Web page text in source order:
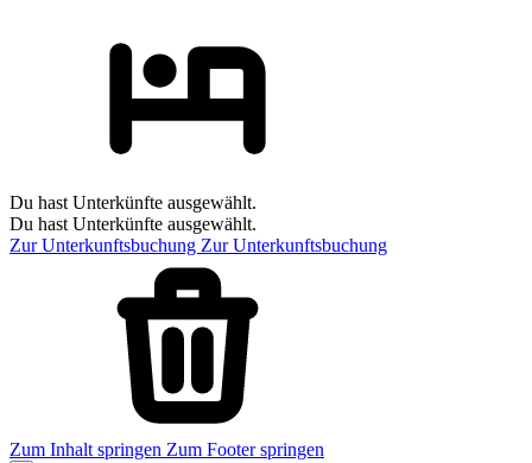
Du hast Unterkünfte ausgewählt.
Du hast Unterkünfte ausgewählt.
Zur Unterkunftsbuchung Zur Unterkunftsbuchung
Zum Inhalt springen Zum Footer springen